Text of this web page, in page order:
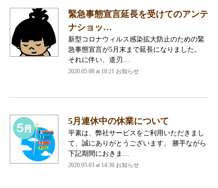
緊急事態宣言延長を受けてのアンテ
ナショッ…
新型コロナウィルス感染拡大防止のための緊
急事態宣言が5月末まで延長になりました。
それに伴い、道刃…
2020.05.08 at 18:21 お知らせ
5月連休中の休業について
平素は、弊社サービスをご利用いただきまし
て、誠にありがとうございます。 勝手ながら
下記期間におきま…
2020.05.03 at 14:36 お知らせ